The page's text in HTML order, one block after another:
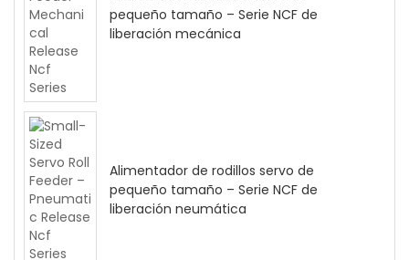
pequeño tamaño – Serie NCF de
liberación mecánica
Alimentador de rodillos servo de
pequeño tamaño – Serie NCF de
liberación neumática